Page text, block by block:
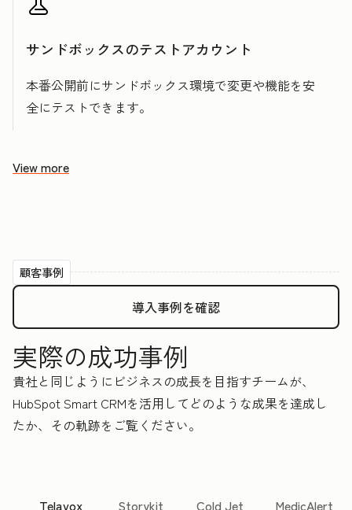
サンドボックスのテストアカウント
本番公開前にサンドボックス環境で変更や機能を安
全にテストできます。
View more
顧客事例
導入事例を確認
実際の成功事例
貴社と同じようにビジネスの成長を目指すチームが、
HubSpot Smart CRMを活用してどのような成果を達成し
たか、その軌跡をご覧ください。
Telavox Storykit Cold Jet MedicAlert